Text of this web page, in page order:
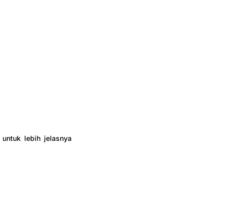
untuk lebih jelasnya